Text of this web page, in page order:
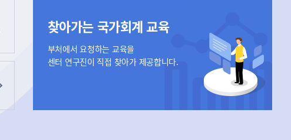
찾아가는 국가회계 교육
부처에서 요청하는 교육을
센터 연구진이 직접 찾아가 제공합니다.